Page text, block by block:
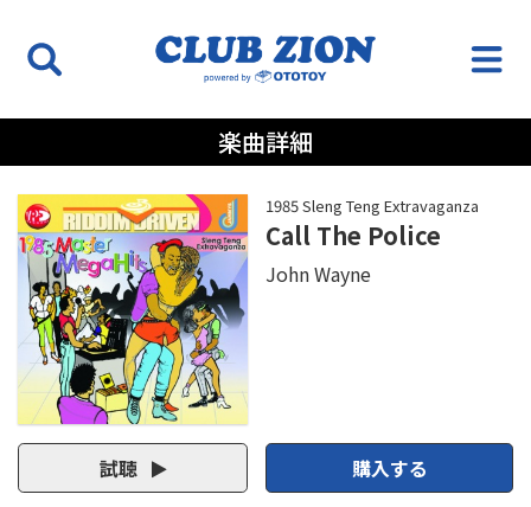
楽曲詳細
1985 Sleng Teng Extravaganza
Call The Police
John Wayne
試聴 購入する